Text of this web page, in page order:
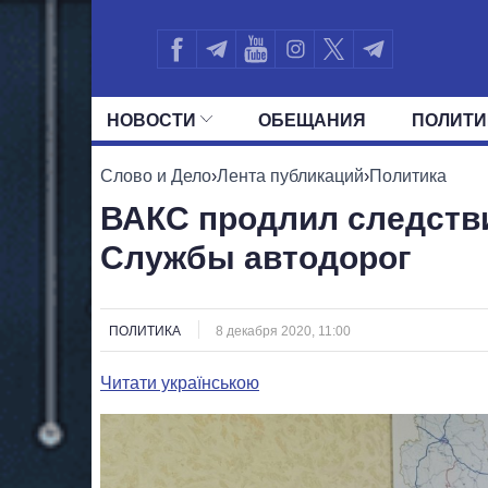
НОВОСТИ ОБЕЩАНИЯ
ВСЕ ПОЛИТИКИ ПРЕЗИДЕНТ И
Слово и Дело›Лента публикаций›Политика
ВАКС продлил
Службы автодорог
ПОЛИТИКА 8 декабря 2020, 11:00
Читати українською